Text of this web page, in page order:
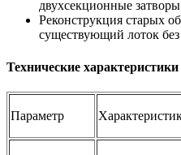
двухсекционные
Реконструкция старых
существующий лоток
Технические характеристики
Параметр